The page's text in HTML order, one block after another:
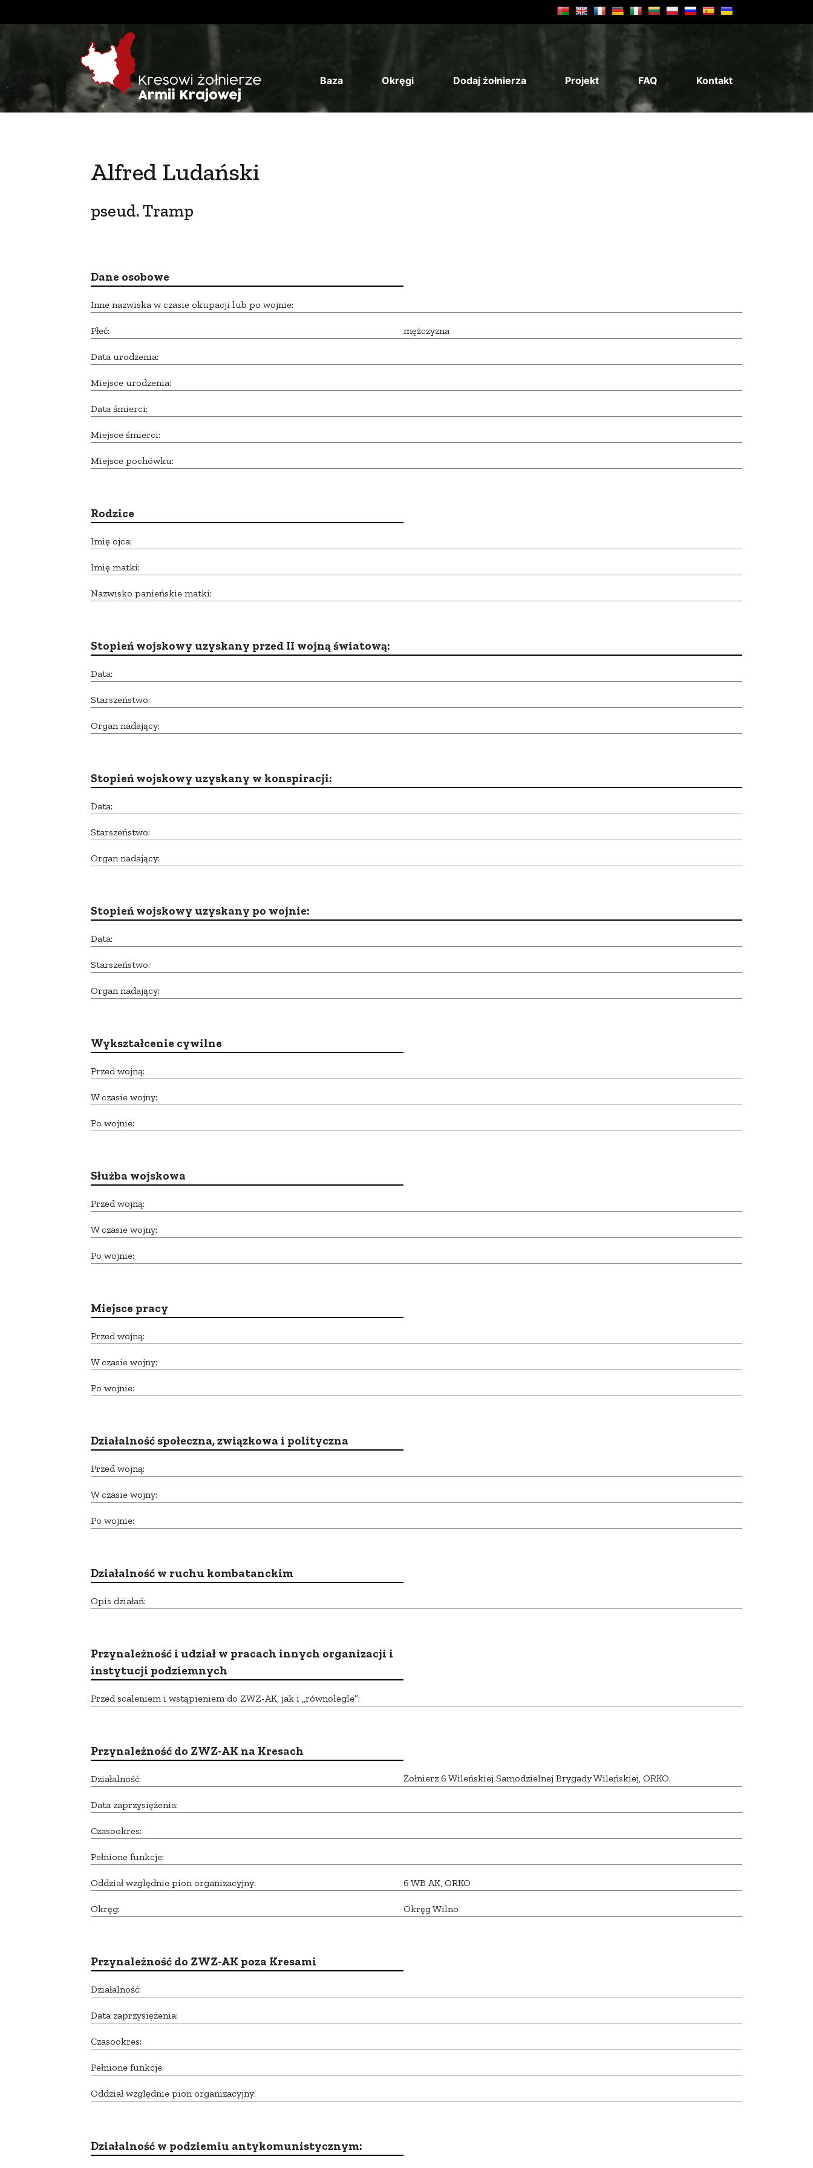
Baza Okręgi Dodaj żołnierza Projekt FAQ Kontakt
Alfred Ludański
pseud. Tramp
Dane osobowe
Inne nazwiska w czasie okupacji lub po wojnie:
Płeć: mężczyzna
Data urodzenia:
Miejsce urodzenia:
Data śmierci:
Miejsce śmierci:
Miejsce pochówku:
Rodzice
Imię ojca:
Imię matki:
Nazwisko panieńskie matki:
Stopień wojskowy uzyskany przed II wojną światową:
Data:
Starszeństwo:
Organ nadający:
Stopień wojskowy uzyskany w konspiracji:
Data:
Starszeństwo:
Organ nadający:
Stopień wojskowy uzyskany po wojnie:
Data:
Starszeństwo:
Organ nadający:
Wykształcenie cywilne
Przed wojną:
W czasie wojny:
Po wojnie:
Służba wojskowa
Przed wojną:
W czasie wojny:
Po wojnie:
Miejsce pracy
Przed wojną:
W czasie wojny:
Po wojnie:
Działalność społeczna, związkowa i polityczna
Przed wojną:
W czasie wojny:
Po wojnie:
Działalność w ruchu kombatanckim
Opis działań:
Przynależność i udział w pracach innych organizacji i
instytucji podziemnych
Przed scaleniem i wstąpieniem do ZWZ-AK, jak i „równolegle”:
Przynależność do ZWZ-AK na Kresach
Działalność: Żołnierz 6 Wileńskiej Samodzielnej Brygady Wileńskiej, ORKO.
Data zaprzysiężenia:
Czasookres:
Pełnione funkcje:
Oddział względnie pion organizacyjny: 6 WB AK, ORKO
Okręg: Okręg Wilno
Przynależność do ZWZ-AK poza Kresami
Działalność:
Data zaprzysiężenia:
Czasookres:
Pełnione funkcje:
Oddział względnie pion organizacyjny:
Działalność w podziemiu antykomunistycznym: